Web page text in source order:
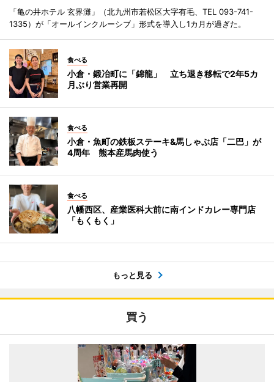
「亀の井ホテル 玄界灘」（北九州市若松区大字有毛、TEL 093-741-
1335）が「オールインクルーシブ」形式を導入し1カ月が過ぎた。
食べる
小倉・鍛冶町に「錦龍」 立ち退き移転で2年5カ
月ぶり営業再開
食べる
小倉・魚町の鉄板ステーキ&馬しゃぶ店「二巴」が
4周年 熊本産馬肉使う
食べる
八幡西区、産業医科大前に南インドカレー専門店
「もくもく」
もっと見る
買う